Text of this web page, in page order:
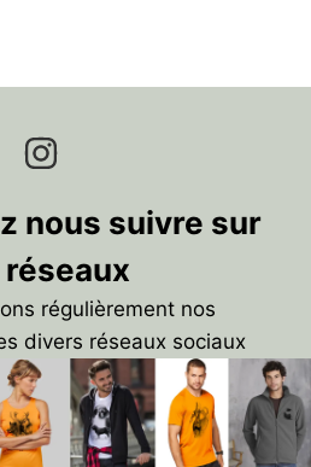
nous suivre sur
régulièrement nos
divers réseaux sociaux